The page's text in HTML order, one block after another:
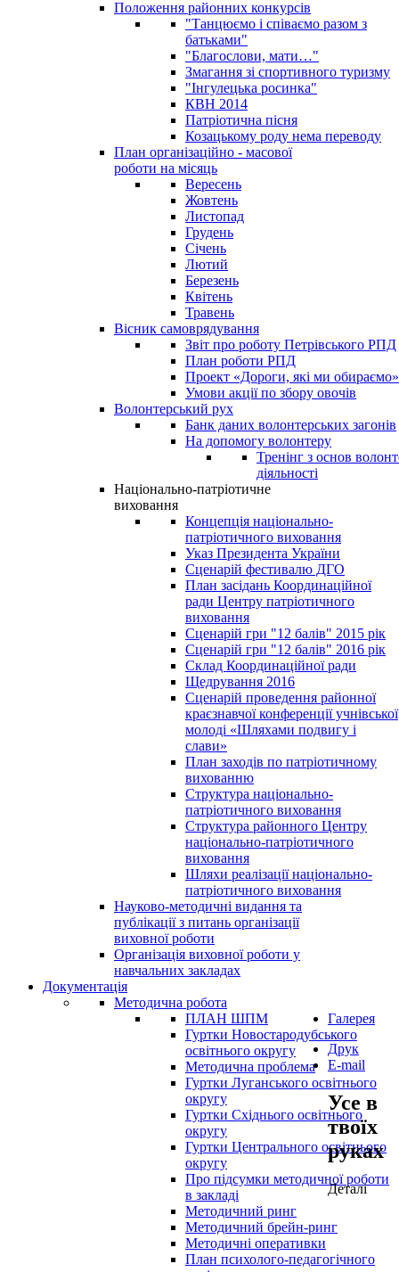
Положення районних конкурсів
"Танцюємо і співаємо разом з
батьками"
"Благослови, мати…"
Змагання зі спортивного туризму
"Інгулецька росинка"
КВН 2014
Патріотична пісня
Козацькому роду нема переводу
План організаційно - масової
роботи на місяць
Вересень
Жовтень
Листопад
Грудень
Січень
Лютий
Березень
Квітень
Травень
Вісник самоврядування
Звіт про роботу Петрівського РПД
План роботи РПД
Проект «Дороги, які ми обираємо»
Умови акції по збору овочів
Волонтерський рух
Банк даних волонтерських загонів
На допомогу волонтеру
Тренінг з основ
діяльності
Національно-патріотичне
виховання
Концепція національно-
патріотичного виховання
Указ Президента України
Сценарій фестивалю ДГО
План засідань Координаційної
ради Центру патріотичного
виховання
Сценарій гри "12 балів" 2015 рік
Сценарій гри "12 балів" 2016 рік
Склад Координаційної ради
Щедрування 2016
Сценарій проведення районної
краєзнавчої конференції учнівської
молоді «Шляхами подвигу і
слави»
План заходів по патріотичному
вихованню
Структура національно-
патріотичного виховання
Структура районного Центру
національно-патріотичного
виховання
Шляхи реалізації національно-
патріотичного виховання
Науково-методичні видання та
публікації з питань організації
виховної роботи
Організація виховної роботи у
навчальних закладах
Документація
Методична робота
ПЛАН ШПМ
Гуртки Новостародубського
освітнього округу
Методична проблема
Гуртки Луганського освітнього
округу
Гуртки Східнього освітнього
округу
Гуртки Центрального освітнього
округу
Про підсумки методичної роботи
в закладі
Методичний ринг
Методичний брейн-ринг
Методичні оперативки
План психолого-педагогічного
Галерея
Друк
E-mail
Усе в
твоїх
руках
Деталі